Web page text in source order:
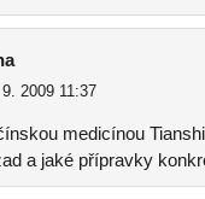
9. 2009 11:37
medicínou
a jaké přípravky